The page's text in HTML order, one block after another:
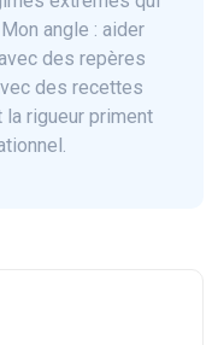
angle : aider
des repères
des recettes
rigueur priment